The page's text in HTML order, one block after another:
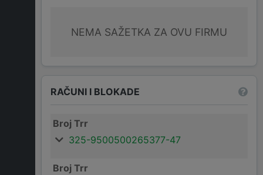
NEMA SAŽETKA ZA OVU FIRMU
RAČUNI I BLOKADE
Broj Trr
325-9500500265377-47
Broj Trr